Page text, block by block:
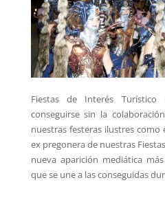
Fiestas de Interés
conseguirse sin la
nuestras festeras ilustres como
ex pregonera de nuestras
nueva aparición mediática
que se une a las conseguidas